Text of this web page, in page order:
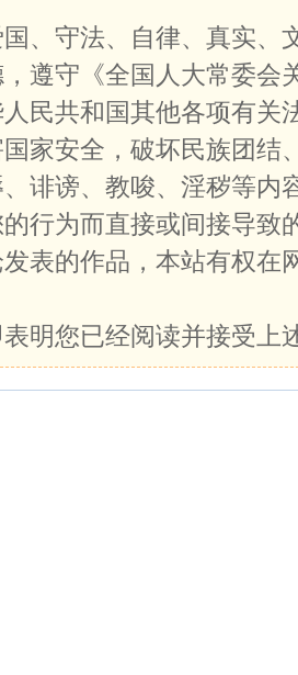
、守法、自律、真实、
遵守《全国人大常委会
民共和国其他各项有关
家安全，破坏民族团结
诽谤、教唆、淫秽等内
行为而直接或间接导致
表的作品，本站有权在
明您已经阅读并接受上